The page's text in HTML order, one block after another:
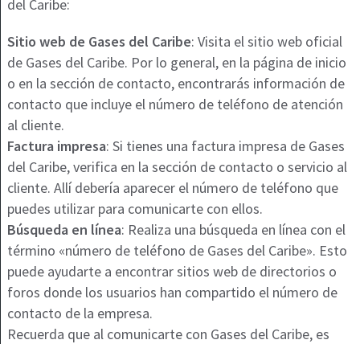
del Caribe:
Sitio web de Gases del Caribe: Visita el sitio web oficial
de Gases del Caribe. Por lo general, en la página de inicio
o en la sección de contacto, encontrarás información de
contacto que incluye el número de teléfono de atención
al cliente.
Factura impresa: Si tienes una factura impresa de Gases
del Caribe, verifica en la sección de contacto o servicio al
cliente. Allí debería aparecer el número de teléfono que
puedes utilizar para comunicarte con ellos.
Búsqueda en línea: Realiza una búsqueda en línea con el
término «número de teléfono de Gases del Caribe». Esto
puede ayudarte a encontrar sitios web de directorios o
foros donde los usuarios han compartido el número de
contacto de la empresa.
Recuerda que al comunicarte con Gases del Caribe, es